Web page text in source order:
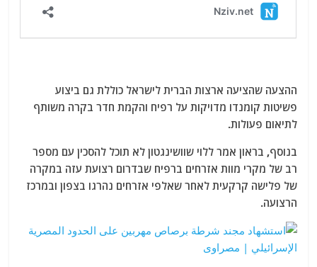
ההצעה שהציעה ארצות הברית לישראל כוללת גם ביצוע
פשיטות קומנדו מדויקות על רפיח והקמת חדר בקרה משותף
לתיאום פעולות.
בנוסף, בראון אמר ללוי שוושינגטון לא תוכל להסכין עם מספר
רב של מקרי מוות אזרחים ברפיח שבדרום רצועת עזה במקרה
של פלישה קרקעית לאחר שאלפי אזרחים נהרגו בצפון ובמרכז
הרצועה.